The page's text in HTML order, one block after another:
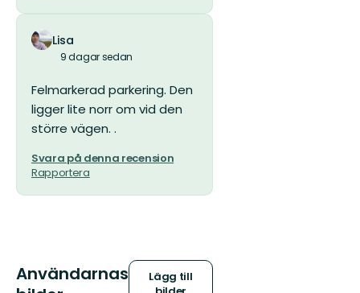
Lisa
9 dagar sedan
Felmarkerad parkering. Den
ligger lite norr om vid den
större vägen. .
Svara på denna recension
Rapportera
Användarnas
Lägg till